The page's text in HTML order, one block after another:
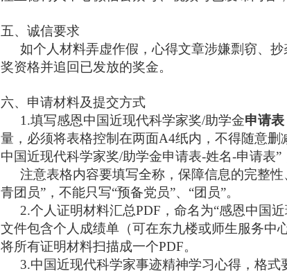
五、诚信要求
如个人材料弄虚作假，心得文章涉嫌剽窃、
奖资格并追回已发放的奖金。
六、申请材料及提交方式
1.填写感恩中国近现代科学家奖/助学金申请表
量，必须将表格控制在两面A4纸内，不得随意删
中国近现代科学家奖/助学金申请表-姓名-申请表”
注意表格内容要填写全称，保障信息的完整
青团员”，不能只写“预备党员”、“团员”。
2.个人证明材料汇总PDF ，命名为“感恩中国
文件包含个人成绩单（可在东九楼或师生服务中
将所有证明材料扫描成一个PDF。
3.中国近现代科学家事迹精神学习心得，格式